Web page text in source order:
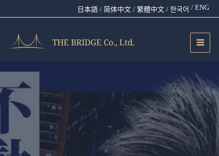
至
日本語 / 简体中文 / 繁體中文 / 한국어 / ENG
THE BRIDGE Co., Ltd.